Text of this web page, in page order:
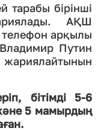
бірінші
АҚШ
телефон арқылы
Путин
бітімді 5-6
5 мамырдың